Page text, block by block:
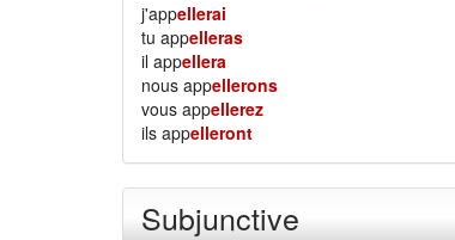
j'appellerai
tu appelleras
il appellera
nous appellerons
vous appellerez
ils appelleront
Subjunctive